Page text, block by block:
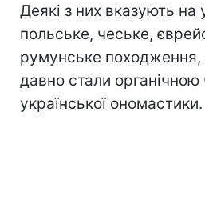
Деякі з них вказують на
польське, чеське,
румунське походження,
давно стали
української ономастики.